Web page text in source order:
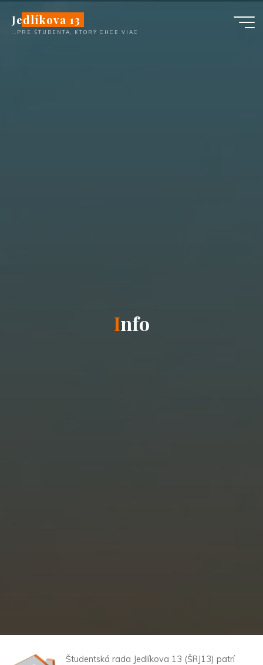
content
Jedlíkova 13
...PRE ŠTUDENTA, KTORÝ CHCE VIAC
Info
Študentská rada Jedlíkova 13 (ŠRJ13) patrí